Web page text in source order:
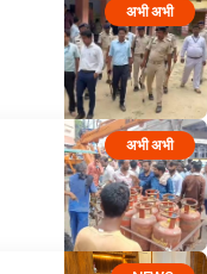
अभी अभी
अभी अभी